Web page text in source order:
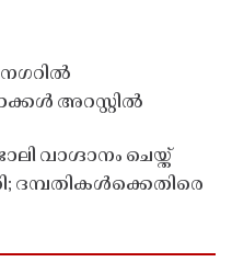
അറസ്റ്റിൽ
വാഗ്ദാനം ചെയ്ത്
ദമ്പതികൾക്കെതിരെ